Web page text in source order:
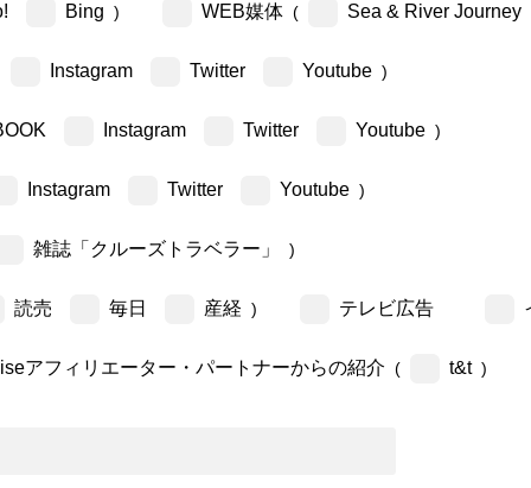
Bing ) WEB媒体 ( Sea & River Journey
Instagram Twitter Youtube )
Instagram Twitter Youtube )
Instagram Twitter Youtube )
雑誌「クルーズトラベラー」 )
読売 毎日 産経 ) テレビ広告
アフィリエーター・パートナーからの紹介 ( t&t )